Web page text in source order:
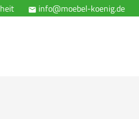
 info@moebel-koenig.de